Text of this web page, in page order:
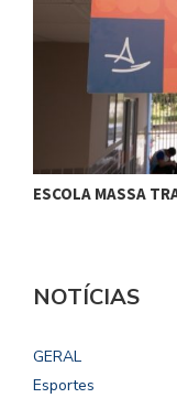
ESCOLA MASSA
NOTÍCIAS
GERAL
Esportes